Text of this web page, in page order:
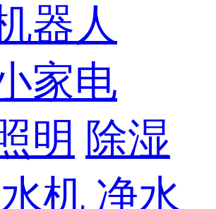
器人
家电
明 除湿
机 净水